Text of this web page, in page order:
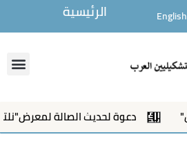
English الرئيسية
دعوة لحديث الصالة لمعرض"نلتقي